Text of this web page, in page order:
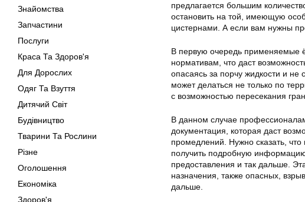
Знайомства
Запчастини
Послуги
Краса Та Здоров'я
Для Дорослих
Одяг Та Взуття
Дитячий Світ
Будівництво
Тварини Та Рослини
Різне
Оголошення
Економіка
Здоров'я
предлагается большим
остановить на той, имеющую
цистернами. А если вам нужны
В первую очередь применяемые
нормативам, что даст
опасаясь за порчу жидкости и
может делаться не только по
с возможностью пересекания
В данном случае
документация, которая даст
промедлений. Нужно сказать,
получить подробную информацию
предоставления и так дальше.
назначения, также опасных,
дальше.